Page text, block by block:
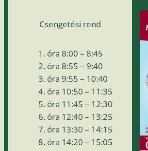
Csengetési rend
óra 8:00 – 8:45
óra 8:55 – 9:40
óra 9:55 – 10:40
óra 10:50 – 11:35
óra 11:45 – 12:30
óra 12:40 – 13:25
óra 13:30 – 14:15
óra 14:20 – 15:05